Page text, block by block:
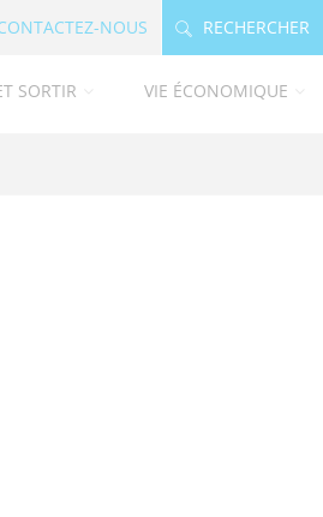
NOUS RECHERCHER
SORTIR VIE ÉCONOMIQUE